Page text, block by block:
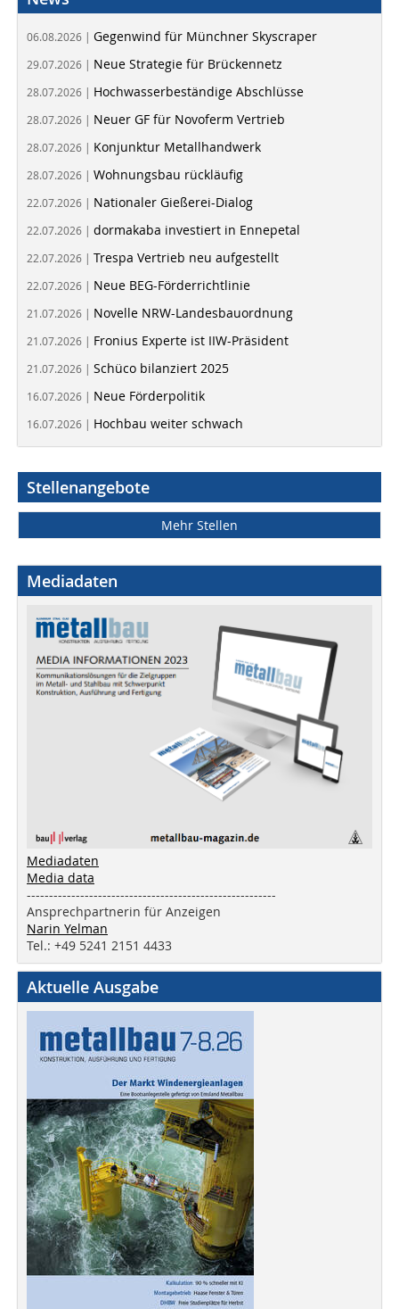
06.08.2026 | Gegenwind für Münchner Skyscraper
29.07.2026 | Neue Strategie für Brückennetz
28.07.2026 | Hochwasserbeständige Abschlüsse
28.07.2026 | Neuer GF für Novoferm Vertrieb
28.07.2026 | Konjunktur Metallhandwerk
28.07.2026 | Wohnungsbau rückläufig
22.07.2026 | Nationaler Gießerei-Dialog
22.07.2026 | dormakaba investiert in Ennepetal
22.07.2026 | Trespa Vertrieb neu aufgestellt
22.07.2026 | Neue BEG-Förderrichtlinie
21.07.2026 | Novelle NRW-Landesbauordnung
21.07.2026 | Fronius Experte ist IIW-Präsident
21.07.2026 | Schüco bilanziert 2025
16.07.2026 | Neue Förderpolitik
16.07.2026 | Hochbau weiter schwach
Stellenangebote
Mehr Stellen
Mediadaten
Mediadaten
Media data
--------------------------------------------------------
Ansprechpartnerin für Anzeigen
Narin Yelman
Tel.: +49 5241 2151 4433
Aktuelle Ausgabe